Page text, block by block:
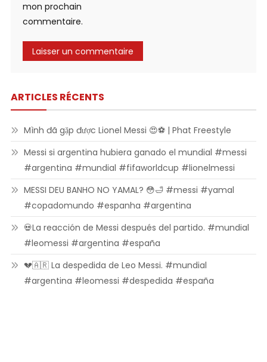
mon prochain
commentaire.
ARTICLES RÉCENTS
Mình đã gặp được Lionel Messi 😍⚽ | Phat Freestyle
Messi si argentina hubiera ganado el mundial #messi
#argentina #mundial #fifaworldcup #lionelmessi
MESSI DEU BANHO NO YAMAL? 😳🛁 #messi #yamal
#copadomundo #espanha #argentina
💀La reacción de Messi después del partido. #mundial
#leomessi #argentina #españa
💔🇦🇷 La despedida de Leo Messi. #mundial
#argentina #leomessi #despedida #españa